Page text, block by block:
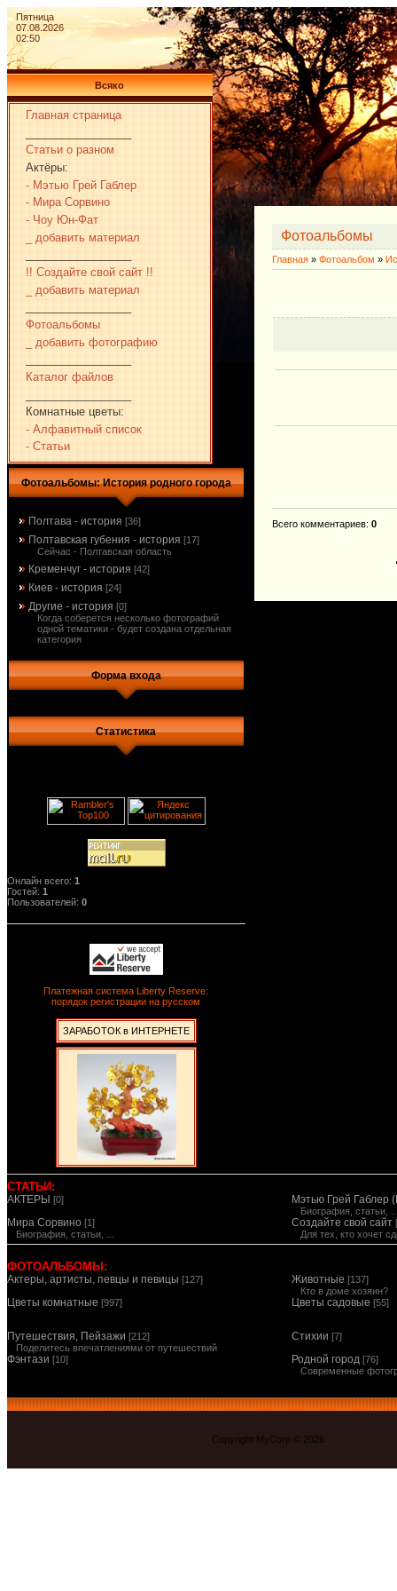
Пятница
07.08.2026
02:50
Всяко
Главная страница
Статьи о разном
Актёры:
- Мэтью Грей Габлер
- Мира Сорвино
- Чоу Юн-Фат
_ добавить материал
!! Создайте свой сайт !!
_ добавить материал
Фотоальбомы
_ добавить фотографию
Каталог файлов
Комнатные цветы:
- Алфавитный список
- Статьи
Фотоальбомы: История родного города
Полтава - история [36]
Полтавская губения - история [17]
Сейчас - Полтавская область
Кременчуг - история [42]
Киев - история [24]
Другие - история [0]
Когда соберется несколько фотографий
одной тематики - будет создана отдельная
категория
Форма входа
Статистика
Онлайн всего: 1
Гостей: 1
Пользователей: 0
Платежная система Liberty Reserve:
порядок регистрации на русском
ЗАРАБОТОК в ИНТЕРНЕТЕ
Фотоальбомы
Главная » Фотоальбом »
Всего комментариев: 0
СТАТЬИ:
АКТЕРЫ [0] Мэтью Грей Габлер
Биография, статьи,
Мира Сорвино [1]
Биография, статьи, ...
Создайте свой сайт
Для тех, кто хочет
ФОТОАЛЬБОМЫ:
Актеры, артисты, певцы и певицы [127] Животные [137]
Кто в доме хозяин?
Цветы комнатные [997] Цветы садовые [55]
Путешествия, Пейзажи [212]
Поделитесь впечатлениями от путешествий
Стихии [7]
Фэнтази [10] Родной город [76]
Современные
Copyright MyCorp © 2026